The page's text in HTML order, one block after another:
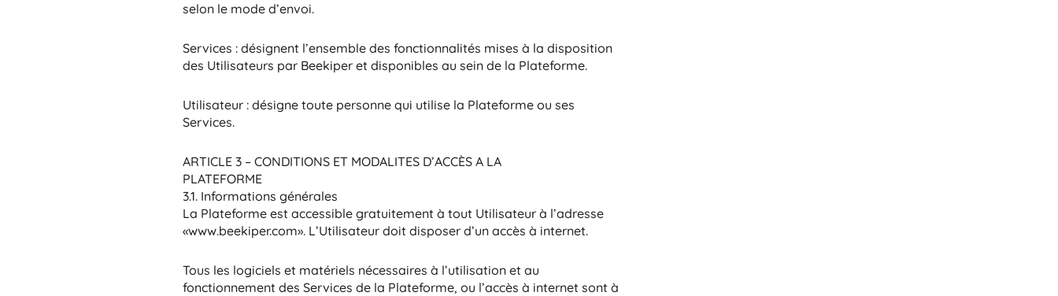
selon le mode d’envoi.
Services : désignent l’ensemble des fonctionnalités mises à la disposition
des Utilisateurs par Beekiper et disponibles au sein de la Plateforme.
Utilisateur : désigne toute personne qui utilise la Plateforme ou ses
Services.
ARTICLE 3 – CONDITIONS ET MODALITES D’ACCÈS A LA
PLATEFORME
3.1. Informations générales
La Plateforme est accessible gratuitement à tout Utilisateur à l’adresse
«www.beekiper.com». L’Utilisateur doit disposer d’un accès à internet.
Tous les logiciels et matériels nécessaires à l’utilisation et au
fonctionnement des Services de la Plateforme, ou l’accès à internet sont à